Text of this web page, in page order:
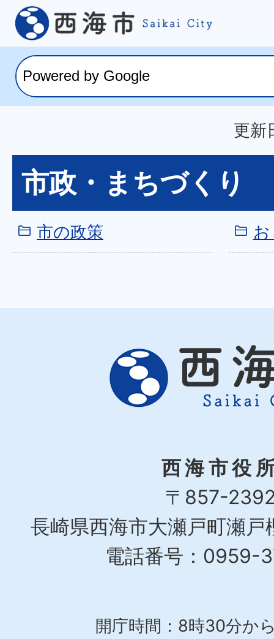
更新
市政・まちづくり
市の政策
西海市役
〒857-
長崎県西海市大瀬戸町瀬
電話番号：0959-
開庁時間：8時30分か